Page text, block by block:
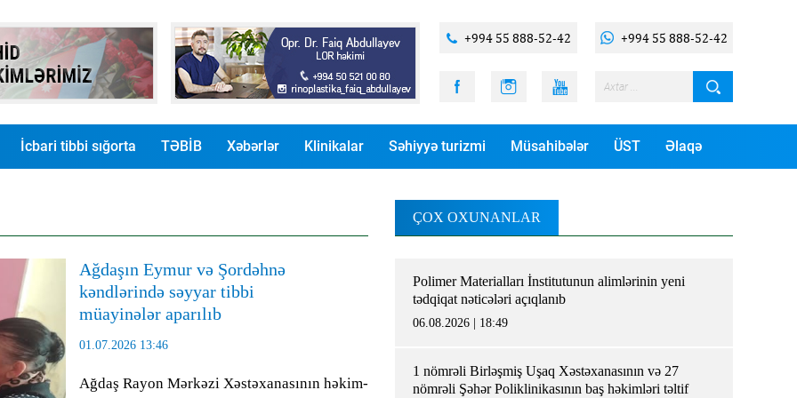
+994 55 888-52-42 +994 55 888-52-42
İcbari tibbi sığorta TƏBİB Xəbərlər Klinikalar Səhiyyə turizmi Müsahibələr ÜST Əlaqə
Ağdaşın Eymur və Şordəhnə
kəndlərində səyyar tibbi
müayinələr aparılıb
01.07.2026 13:46
Ağdaş Rayon Mərkəzi Xəstəxanasının həkim-
ÇOX OXUNANLAR
Polimer Materialları İnstitutunun alimlərinin yeni
tədqiqat nəticələri açıqlanıb
06.08.2026 | 18:49
1 nömrəli Birləşmiş Uşaq Xəstəxanasının və 27
nömrəli Şəhər Poliklinikasının baş həkimləri təltif